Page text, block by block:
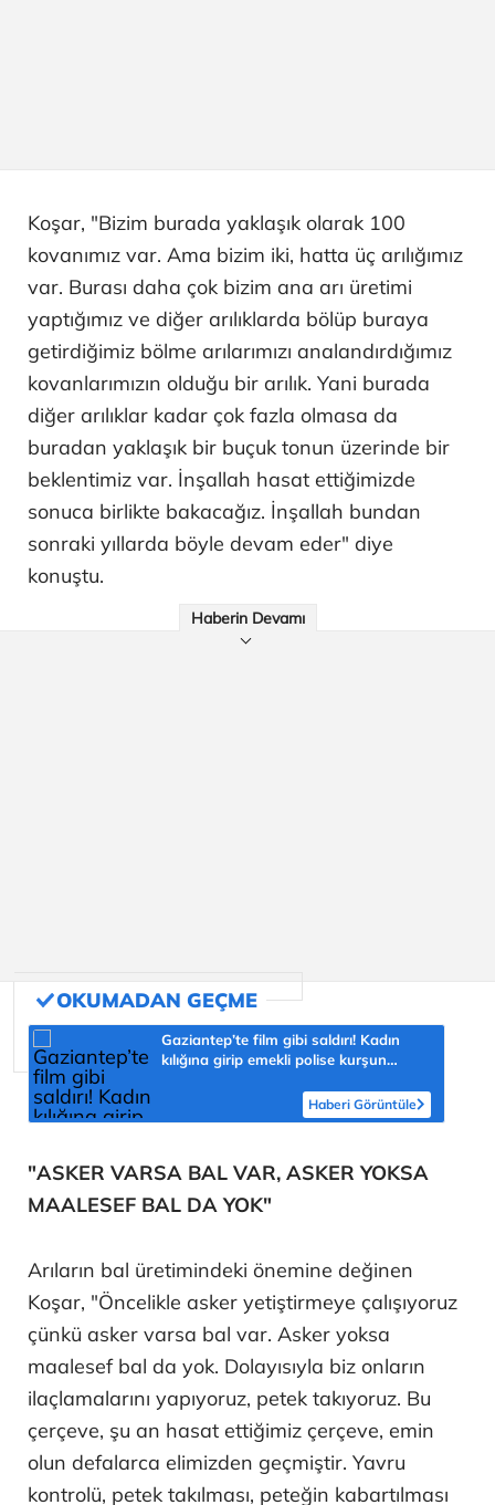
Koşar, "Bizim burada yaklaşık olarak 100
kovanımız var. Ama bizim iki, hatta üç arılığımız
var. Burası daha çok bizim ana arı üretimi
yaptığımız ve diğer arılıklarda bölüp buraya
getirdiğimiz bölme arılarımızı analandırdığımız
kovanlarımızın olduğu bir arılık. Yani burada
diğer arılıklar kadar çok fazla olmasa da
buradan yaklaşık bir buçuk tonun üzerinde bir
beklentimiz var. İnşallah hasat ettiğimizde
sonuca birlikte bakacağız. İnşallah bundan
sonraki yıllarda böyle devam eder" diye
konuştu.
Haberin Devamı
Gaziantep’te film gibi saldırı! Kadın
kılığına girip emekli polise kurşun
Haberi Görüntüle
"ASKER VARSA BAL VAR, ASKER YOKSA
MAALESEF BAL DA YOK"
Arıların bal üretimindeki önemine değinen
Koşar, "Öncelikle asker yetiştirmeye çalışıyoruz
çünkü asker varsa bal var. Asker yoksa
maalesef bal da yok. Dolayısıyla biz onların
ilaçlamalarını yapıyoruz, petek takıyoruz. Bu
çerçeve, şu an hasat ettiğimiz çerçeve, emin
olun defalarca elimizden geçmiştir. Yavru
kontrolü, petek takılması, peteğin kabartılması